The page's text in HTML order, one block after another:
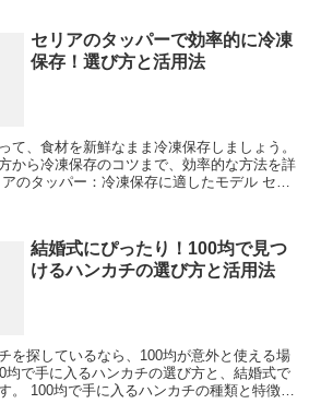
セリアのタッパーで効率的に冷凍
保存！選び方と活用法
て、食材を新鮮なまま冷凍保存しましょう。
から冷凍保存のコツまで、効率的な方法を詳
のタッパー：冷凍保存に適したモデル セリ
結婚式にぴったり！100均で見つ
けるハンカチの選び方と活用法
を探しているなら、100均が意外と使える場
均で手に入るハンカチの選び方と、結婚式で
。 100均で手に入るハンカチの種類と特徴